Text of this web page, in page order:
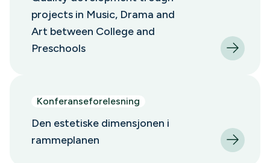
projects in Music, Drama and
Art between College and
Preschools
Konferanseforelesning
Den estetiske dimensjonen i
rammeplanen